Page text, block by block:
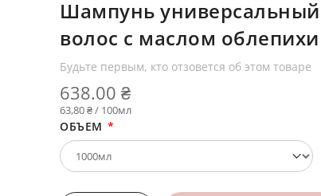
Шампунь универсальный
волос с маслом
Будьте первым, кто отзовется об этом товаре
638.00 ₴
63,80 ₴ / 100мл
ОБЪЕМ